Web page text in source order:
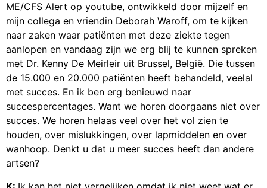
ME/CFS Alert op youtube, ontwikkeld door mijzelf en
mijn collega en vriendin Deborah Waroff, om te kijken
naar zaken waar patiënten met deze ziekte tegen
aanlopen en vandaag zijn we erg blij te kunnen spreken
met Dr. Kenny De Meirleir uit Brussel, België. Die tussen
de 15.000 en 20.000 patiënten heeft behandeld, veelal
met succes. En ik ben erg benieuwd naar
succespercentages. Want we horen doorgaans niet over
succes. We horen helaas veel over het vol zien te
houden, over mislukkingen, over lapmiddelen en over
wanhoop. Denkt u dat u meer succes heeft dan andere
artsen?